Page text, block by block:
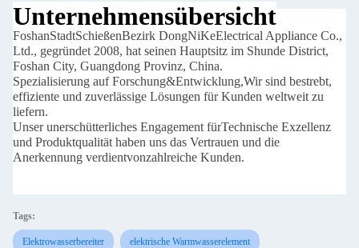
Unternehmensübersicht
FoshanStadtSchießenBezirk DongNiKeElectrical Appliance Co.,
Ltd., gegründet 2008, hat seinen Hauptsitz im Shunde District,
Foshan City, Guangdong Provinz, China.
Spezialisierung auf Forschung&Entwicklung,Wir sind bestrebt,
effiziente und zuverlässige Lösungen für Kunden weltweit zu
liefern.
Unser unerschütterliches Engagement fürTechnische Exzellenz
und Produktqualität haben uns das Vertrauen und die
Anerkennung verdientvonzahlreiche Kunden.
Tags:
Elektrowasserbereiter elektrische Warmwasserelement